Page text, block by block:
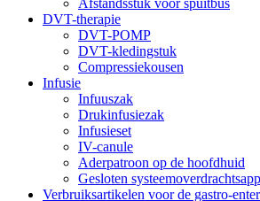
DVT-therapie
DVT-POMP
DVT-kledingstuk
Compressiekousen
Infusie
Infuuszak
Drukinfusiezak
Infusieset
IV-canule
Aderpatroon op de hoofdhuid
Gesloten
Verbruiksartikelen voor de gastro-